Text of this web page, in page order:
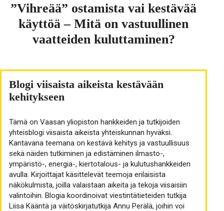
”Vihreää” ostamista vai kestävää
käyttöä – Mitä on vastuullinen
vaatteiden kuluttaminen?
Blogi viisaista aikeista kestävään
kehitykseen
Tämä on Vaasan yliopiston hankkeiden ja tutkijoiden
yhteisblogi viisaista aikeista yhteiskunnan hyväksi.
Kantavana teemana on kestävä kehitys ja vastuullisuus
sekä näiden tutkiminen ja edistäminen ilmasto-,
ympäristö-, energia-, kiertotalous- ja kulutushankkeiden
avulla. Kirjoittajat käsittelevät teemoja erilaisista
näkökulmista, joilla valaistaan aikeita ja tekoja viisaisiin
valintoihin. Blogia koordinoivat viestintätieteiden tutkija
Liisa Kääntä ja väitöskirjatutkija Annu Perälä, joihin voi